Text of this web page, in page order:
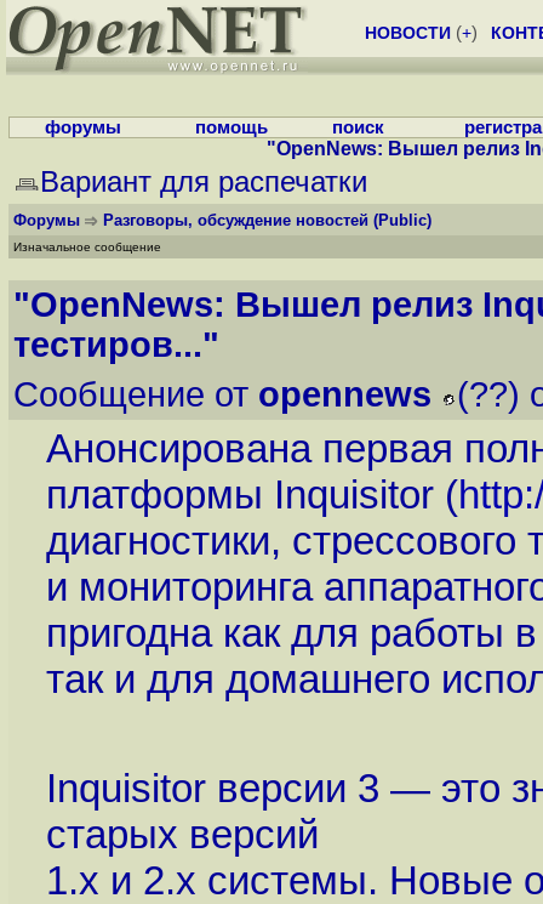
НОВОСТИ (+)
форумы помощь поиск
"OpenNews: Вышел релиз
Вариант для распечатки
Форумы Разговоры, обсуждение новостей (Public)
Изначальное сообщение
"OpenNews: Вышел релиз
тестиров..."
Сообщение от opennews (??)
Анонсирована первая
платформы Inquisitor (
диагностики,
и мониторинга
пригодна как для работы
так и для домашнего
Inquisitor версии 3 — это
старых версий
1.x и 2.x системы. Новые